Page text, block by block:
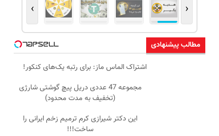
‹
›
مطالب پیشنهادی
اشتراک الماس ماز: برای رتبه یک‌های کنکور!
مجموعه 47 عددی دریل پیچ گوشتی شارژی
(تخفیف به مدت محدود)
این دکتر شیرازی کرم ترمیم زخم ایرانی را
ساخت!!!